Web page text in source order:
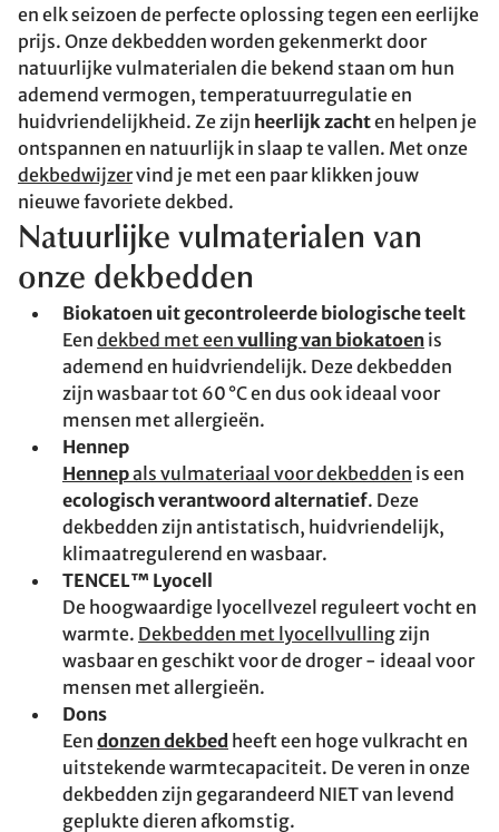
en elk seizoen de perfecte oplossing tegen een eerlijke
prijs. Onze dekbedden worden gekenmerkt door
natuurlijke vulmaterialen die bekend staan om hun
ademend vermogen, temperatuurregulatie en
huidvriendelijkheid. Ze zijn heerlijk zachten helpen je
ontspannen en natuurlijk in slaap te vallen. Met onze
dekbedwijzervind je met een paar klikken jouw
nieuwe favoriete dekbed.
Natuurlijke vulmaterialen van
onze dekbedden
Biokatoen uit gecontroleerde biologische teelt
Een dekbed met een vulling van biokatoen is
ademend en huidvriendelijk. Deze dekbedden
zijn wasbaar tot 60 °C en dus ook ideaal voor
mensen met allergieën.
Hennep
Hennepals vulmateriaal voor dekbedden is een
ecologisch verantwoord alternatief. Deze
dekbedden zijn antistatisch, huidvriendelijk,
klimaatregulerend en wasbaar.
TENCEL™ Lyocell
De hoogwaardige lyocellvezel reguleert vocht en
warmte. Dekbedden met lyocellvullingzijn
wasbaar en geschikt voor de droger - ideaal voor
mensen met allergieën.
Dons
Een donzen dekbed heeft een hoge vulkracht en
uitstekende warmtecapaciteit. De veren in onze
dekbedden zijn gegarandeerd NIET van levend
geplukte dieren afkomstig.